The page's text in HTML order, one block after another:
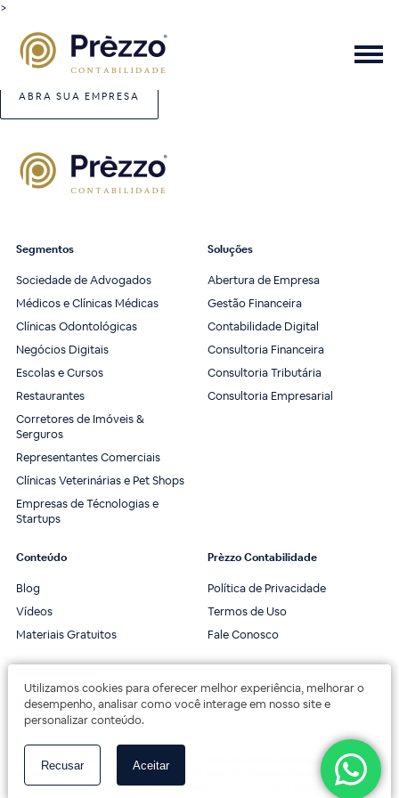
>
Utilizamos cookies para oferecer melhor experiência, melhorar o
desempenho, analisar como você interage em nosso site e
personalizar conteúdo.
Recusar Aceitar
ABRA SUA EMPRESA
Segmentos
Sociedade de Advogados
Médicos e Clínicas Médicas
Clínicas Odontológicas
Negócios Digitais
Escolas e Cursos
Restaurantes
Corretores de Imóveis &
Serguros
Representantes Comerciais
Clínicas Veterinárias e Pet Shops
Empresas de Técnologias e
Startups
Soluções
Abertura de Empresa
Gestão Financeira
Contabilidade Digital
Consultoria Financeira
Consultoria Tributária
Consultoria Empresarial
Conteúdo
Blog
Vídeos
Materiais Gratuitos
Prèzzo Contabilidade
Política de Privacidade
Termos de Uso
Fale Conosco
© 2020 Prèzzo Contabilidade. Todos os direitos reservados.
Av. das Américas, 3443, 2º andar, Bloco 3B, Sala 202. Barra da Tijuca, Rio de Janeiro.
Av. das Américas, 18000 - Centro Empresarial One Offices.